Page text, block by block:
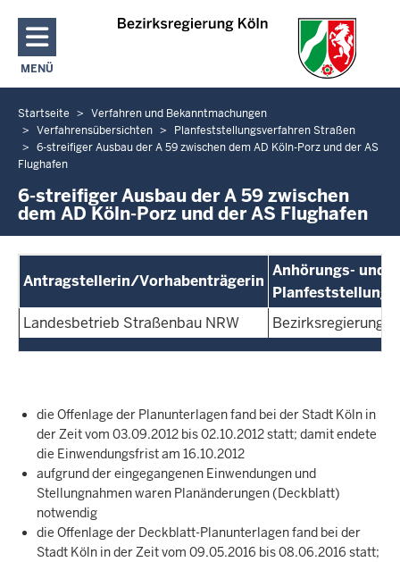
Direkt zum Inhalt
MENÜ
NAVIGATION AKTIVIEREN/DEAKTIVIEREN: HAUPTMENÜ
Sie
befinden
sich
Startseite
Verfahren und Bekanntmachungen
Verfahrensübersichten
Planfeststellungsverfahren Straßen
6-streifiger Ausbau der A 59 zwischen dem AD Köln-Porz und der AS
Flughafen
6-streifiger Ausbau der A 59 zwischen
dem AD Köln-Porz und der AS Flughafen
Antragstellerin/Vorhabenträgerin
Anhörungs- und
Landesbetrieb Straßenbau NRW
Bezirksregierung
die Offenlage der Planunterlagen fand bei der Stadt Köln in
der Zeit vom 03.09.2012 bis 02.10.2012 statt; damit endete
die Einwendungsfrist am 16.10.2012
aufgrund der eingegangenen Einwendungen und
Stellungnahmen waren Planänderungen (Deckblatt)
notwendig
die Offenlage der Deckblatt-Planunterlagen fand bei der
Stadt Köln in der Zeit vom 09.05.2016 bis 08.06.2016 statt;